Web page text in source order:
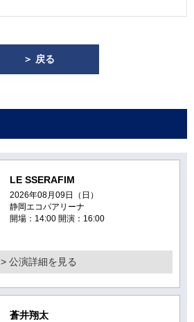
＞ 戻る
LE SSERAFIM
2026年08月09日（日）
静岡エコパアリーナ
開場：14:00 開演：16:00
> 公演詳細を見る
蒼井翔太